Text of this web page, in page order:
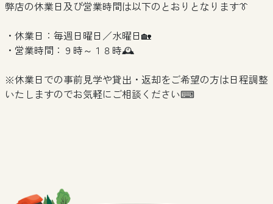
弊店の休業日及び営業時間は以下のとおりとなります👔
・休業日：毎週日曜日／水曜日🏡
・営業時間：９時～１８時🕰
※休業日での事前見学や貸出・返却をご希望の方は日程調整
いたしますのでお気軽にご相談ください⌨